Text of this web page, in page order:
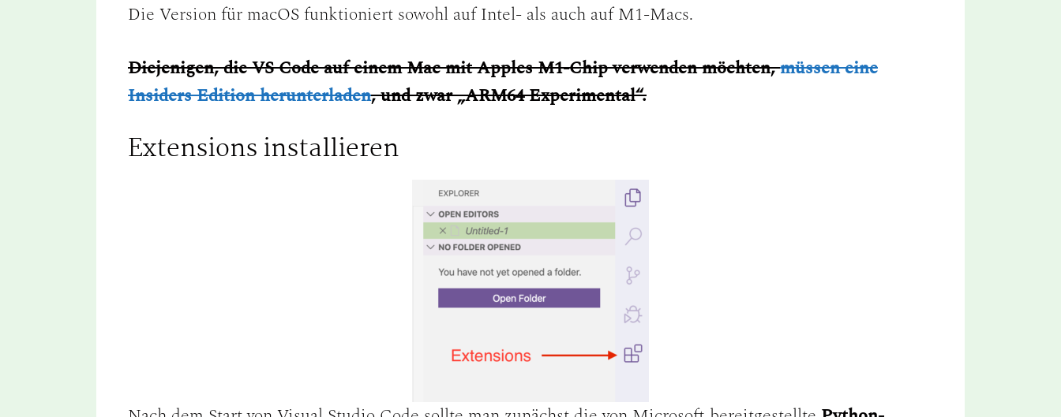
Die Version für macOS funktioniert sowohl auf Intel- als auch auf M1-Macs.
Diejenigen, die VS Code auf einem Mac mit Apples M1-Chip verwenden möchten,müssen eine
Insiders Edition herunterladen, und zwar „ARM64 Experimental“.
Extensions installieren